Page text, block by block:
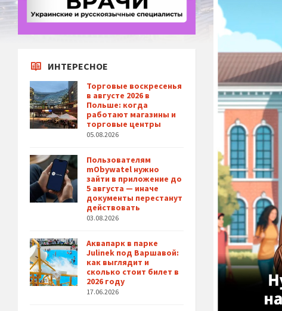
ИНТЕРЕСНОЕ
Торговые воскресенья
в августе 2026 в
Польше: когда
работают магазины и
торговые центры
05.08.2026
Пользователям
mObywatel нужно
зайти в приложение до
5 августа — иначе
документы перестанут
действовать
03.08.2026
Аквапарк в парке
Julinek под Варшавой:
как выглядит и
сколько стоит билет в
2026 году
17.06.2026